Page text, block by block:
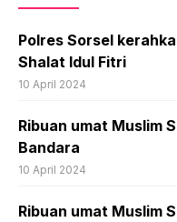
Polres Sorsel
Shalat Idul Fitri
10 April 2024
Ribuan umat Muslim
Bandara
10 April 2024
Ribuan umat Muslim